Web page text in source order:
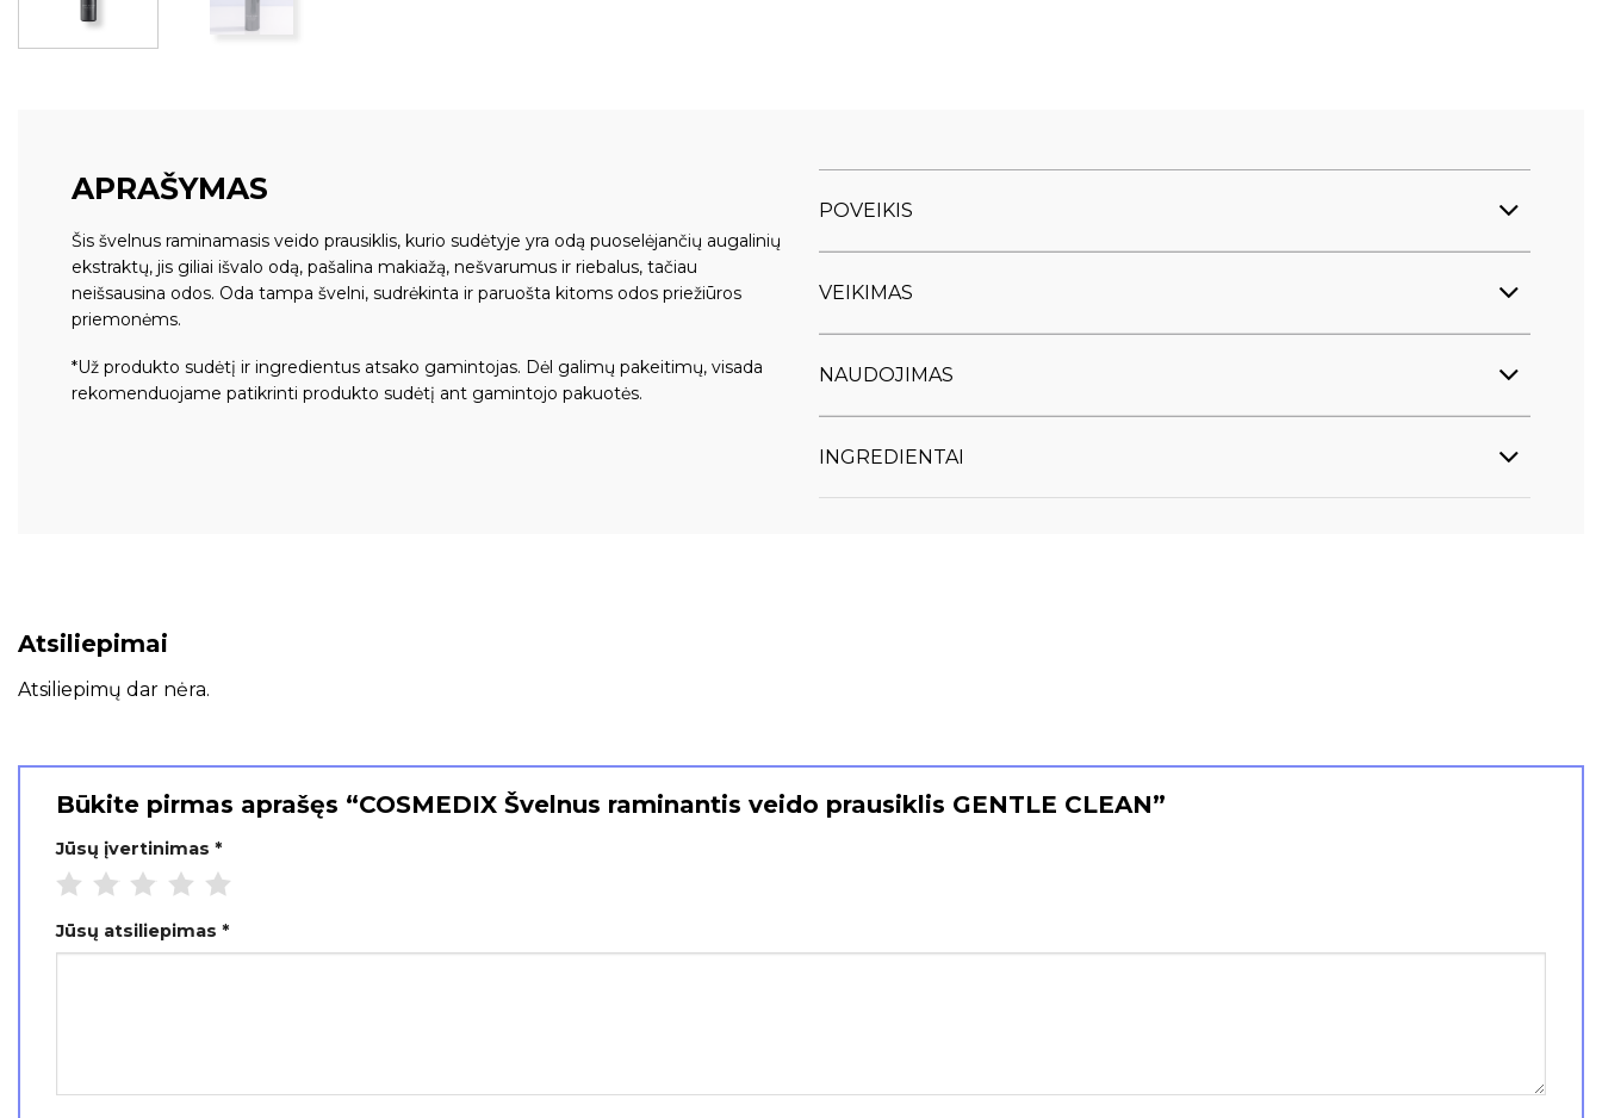
APRAŠYMAS
Šis švelnus raminamasis veido prausiklis, kurio sudėtyje yra odą puoselėjančių augalinių
ekstraktų, jis giliai išvalo odą, pašalina makiažą, nešvarumus ir riebalus, tačiau
neišsausina odos. Oda tampa švelni, sudrėkinta ir paruošta kitoms odos priežiūros
priemonėms.
*Už produkto sudėtį ir ingredientus atsako gamintojas. Dėl galimų pakeitimų, visada
rekomenduojame patikrinti produkto sudėtį ant gamintojo pakuotės.
POVEIKIS
VEIKIMAS
NAUDOJIMAS
INGREDIENTAI
Atsiliepimai
Atsiliepimų dar nėra.
Būkite pirmas aprašęs “COSMEDIX Švelnus raminantis veido prausiklis GENTLE CLEAN”
Jūsų įvertinimas *
Jūsų atsiliepimas *